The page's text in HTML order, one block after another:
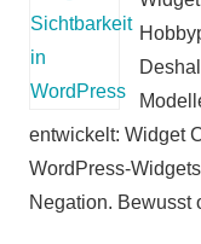
entwickelt: Widget
WordPress-
Negation. Bewusst